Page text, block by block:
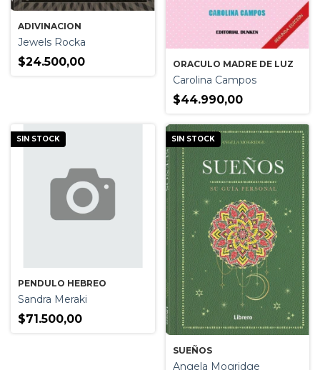
ADIVINACION
Jewels Rocka
$24.500,00 ORACULO MADRE DE LUZ
Carolina Campos
$44.990,00
SIN STOCK
PENDULO HEBREO
Sandra Meraki
$71.500,00
SIN STOCK
SUEÑOS
Angela Mogridge